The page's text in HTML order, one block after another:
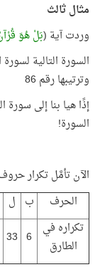
مثال ثالث
وردت آية (بَلْ هُوَ
السورة التالية
وترتيبها رقم 86
إذًا هيا بنا إلى
السورة!
الآن تأمَّل تكرار
الحرف
ب ل
تكراره في
الطارق
6
33